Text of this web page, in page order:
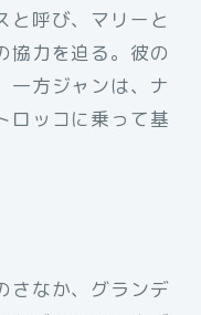
と呼び、マリーと
協力を迫る。彼の
方ジャンは、ナ
ロッコに乗って基
さなか、グランデ